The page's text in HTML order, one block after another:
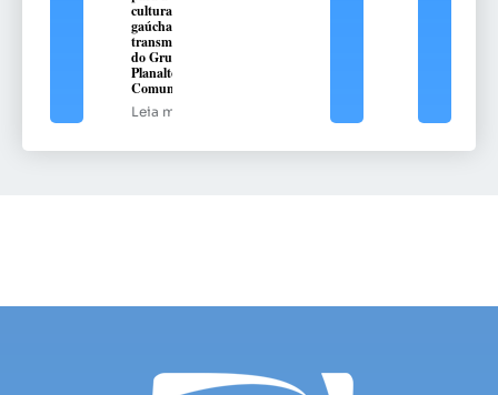
cultura
gaúcha com
transmissão
do Grupo
Planalto de
Comunicação
Leia mais